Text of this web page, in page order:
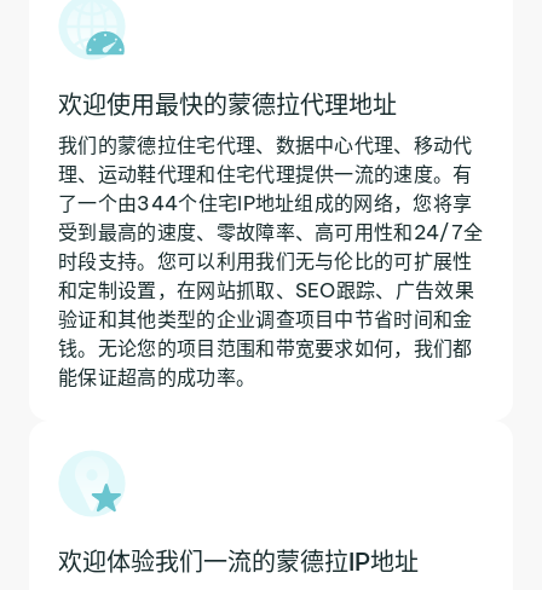
欢迎使用最快的蒙德拉代理地址
我们的蒙德拉住宅代理、数据中心代理、移动代
理、运动鞋代理和住宅代理提供一流的速度。有
了一个由344个住宅IP地址组成的网络，您将享
受到最高的速度、零故障率、高可用性和24/7全
时段支持。您可以利用我们无与伦比的可扩展性
和定制设置，在网站抓取、SEO跟踪、广告效果
验证和其他类型的企业调查项目中节省时间和金
钱。无论您的项目范围和带宽要求如何，我们都
能保证超高的成功率。
欢迎体验我们一流的蒙德拉IP地址